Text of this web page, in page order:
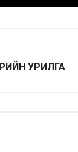
УРИЛГА